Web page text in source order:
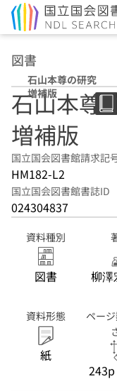
図書
石山本尊の研究
増補版
石山本尊
増補版
国立国会図書館請求記
HM182-L2
国立国会図書館書誌ID
024304837
資料種別
図書 柳澤
資料形態
紙
ペー